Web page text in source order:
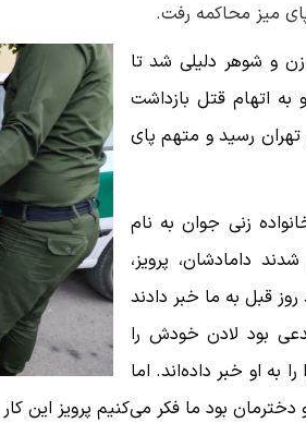
میز محاکمه رفت.
و شوهر دلیلی شد تا
اتهام قتل بازداشت
تهران رسید و متهم پای
زنی جوان به نام
دامادشان، پرویز،
قبل به ما خبر دادند
بود لادن خودش را
به او خبر داده‌اند. اما
بود ما فکر می‌کنیم پرویز این